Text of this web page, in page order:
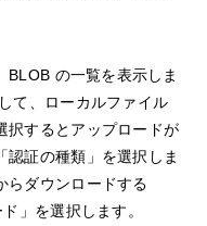
の一覧を表示しま
て、ローカルファイル
択するとアップロードが
認証の種類」を選択しま
らダウンロードする
」を選択します。